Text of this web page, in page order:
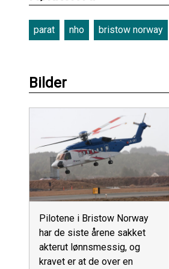
parat nho bristow norway
Bilder
Pilotene i Bristow Norway
har de siste årene sakket
akterut lønnsmessig, og
kravet er at de over en